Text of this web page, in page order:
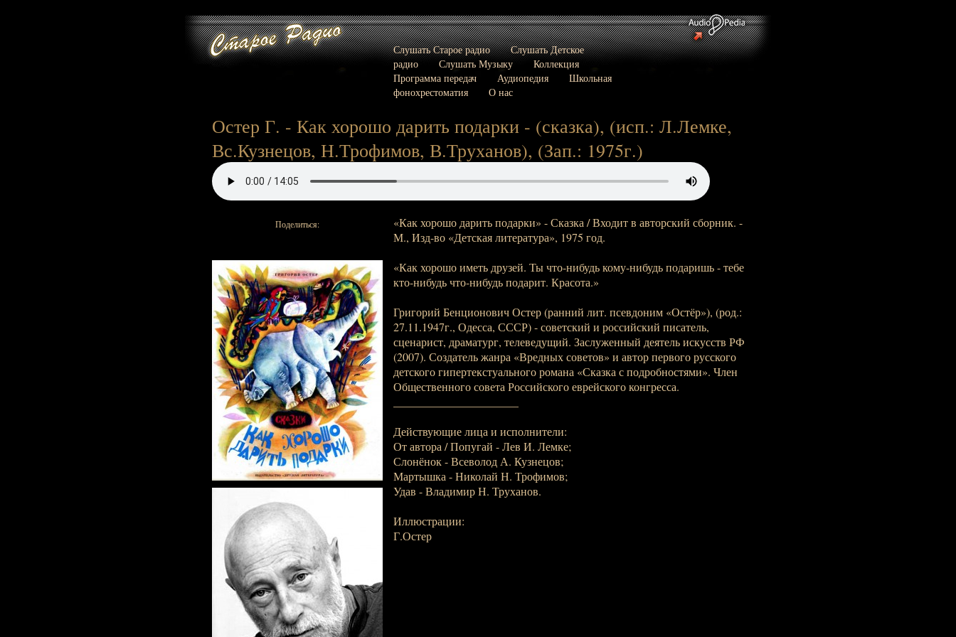
Слушать Старое радио
Слушать Детское
радио
Слушать Музыку
Коллекция
Программа передач
Аудиопедия
Школьная
фонохрестоматия
О нас
Остер Г. - Как хорошо дарить подарки - (сказка), (исп.: Л.Лемке,
Вс.Кузнецов, Н.Трофимов, В.Труханов), (Зап.: 1975г.)
Поделиться:
«Как хорошо дарить подарки» - Сказка / Входит в авторский сборник. -
М., Изд-во «Детская литература», 1975 год.
«Как хорошо иметь друзей. Ты что-нибудь кому-нибудь подаришь - тебе
кто-нибудь что-нибудь подарит. Красота.»
Григорий Бенционович Остер (ранний лит. псевдоним «Остёр»), (род.:
27.11.1947г., Одесса, СССР) - советский и российский писатель,
сценарист, драматург, телеведущий. Заслуженный деятель искусств РФ
(2007). Создатель жанра «Вредных советов» и автор первого русского
детского гипертекстуального романа «Сказка с подробностями». Член
Общественного совета Российского еврейского конгресса.
Действующие лица и исполнители:
От автора / Попугай - Лев И. Лемке;
Слонёнок - Всеволод А. Кузнецов;
Мартышка - Николай Н. Трофимов;
Удав - Владимир Н. Труханов.
Иллюстрации:
Г.Остер